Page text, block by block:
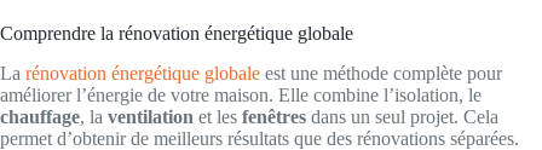
Comprendre la rénovation énergétique globale
La rénovation énergétique globale est une méthode complète pour
améliorer l’énergie de votre maison. Elle combine l’isolation, le
chauffage, la ventilation et les fenêtres dans un seul projet. Cela
permet d’obtenir de meilleurs résultats que des rénovations séparées.